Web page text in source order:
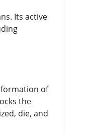
Its active
of
the
die, and